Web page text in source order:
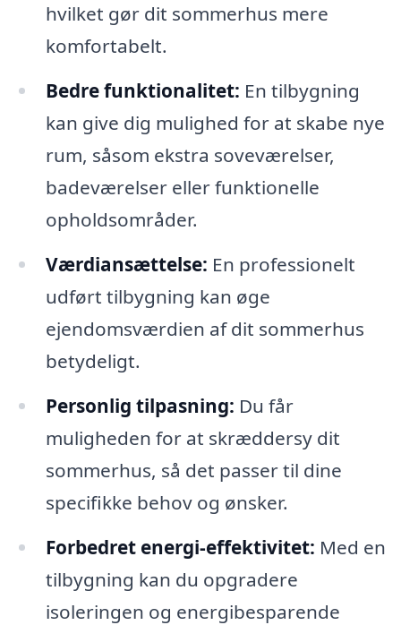
hvilket gør dit sommerhus mere
komfortabelt.
Bedre funktionalitet: En tilbygning
kan give dig mulighed for at skabe nye
rum, såsom ekstra soveværelser,
badeværelser eller funktionelle
opholdsområder.
Værdiansættelse: En professionelt
udført tilbygning kan øge
ejendomsværdien af dit sommerhus
betydeligt.
Personlig tilpasning: Du får
muligheden for at skræddersy dit
sommerhus, så det passer til dine
specifikke behov og ønsker.
Forbedret energi-effektivitet: Med en
tilbygning kan du opgradere
isoleringen og energibesparende